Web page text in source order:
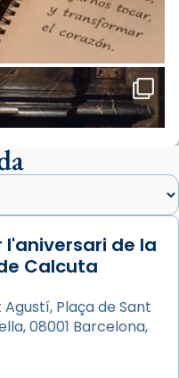
de Tortosa, ha
la missa de Les
ha tingut lloc la
en agraïment al
visita apostòlica
i als
l'aniversari de la
Calcuta
Plaça de Sant
08001 Barcelona,